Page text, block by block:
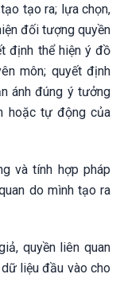
tạo ra; lựa chọn,
đối tượng quyền
định thể hiện ý đồ
môn; quyết định
ánh đúng ý tưởng
hoặc tự động của
và tính hợp pháp
do mình tạo ra
quyền liên quan
liệu đầu vào cho